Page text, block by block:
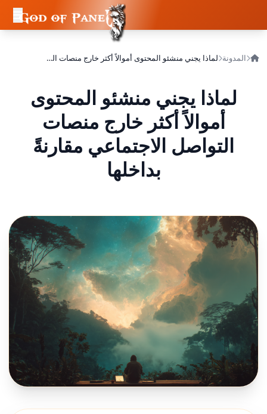
المدونة لماذا يجني منشئو المحتوى أموالاً أكثر خارج منصات التواصل الاجتماعي مقارنةً بداخلها
لماذا يجني منشئو المحتوى
أموالاً أكثر خارج منصات
التواصل الاجتماعي مقارنةً
بداخلها